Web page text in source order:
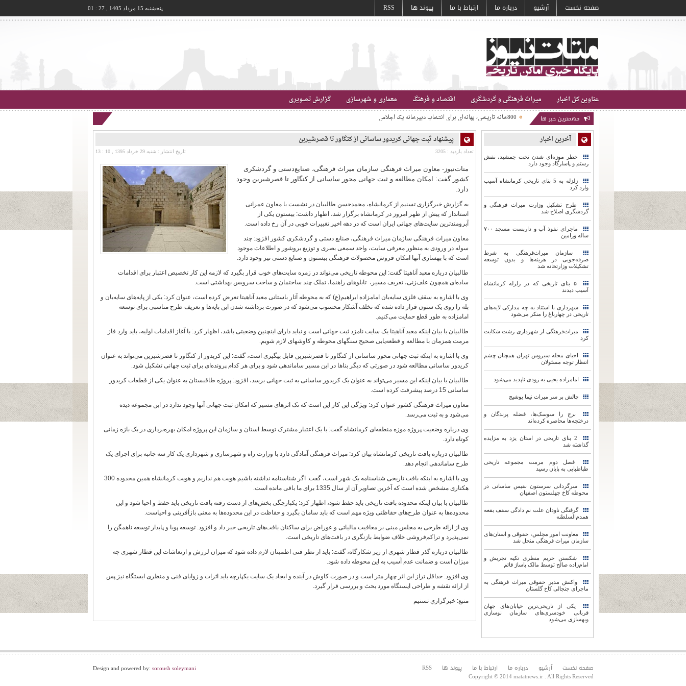
صفحه نخست آرشیو درباره ما ارتباط با ما پیوند ها RSS پنجشنبه 15 مرداد 1405 , 27 : 01
عناوین کل اخبار میراث فرهنگی و گردشگری اقتصاد و فرهنگ معماری و شهرسازی گزارش تصویری
مهمترین خبر ها 800خانه تاریخی، بهانه‌ای برای انتخاب دبیرخانه یک اجلاس
هشدارباستان شناس به نابودی بندرتاریخی ایران
لزوم بازنگری بنیادین در طرح تفصیلی پیرامون حرم مطهر رضوی
پیشنهاد ثبت جهانی کریدور ساسانی از کنگاور تا قصرشیرین آخرین اخبار
خطر موزه‌ای شدن تخت‌ جمشید، نقش
رستم و پاسارگاد وجود دارد
زلزله به 5 بنای تاریخی کرمانشاه آسیب
وارد کرد
طرح تشکیل وزارت میراث فرهنگی و
گردشگری اصلاح شد
ماجرای نفوذ آب و داربست مسجد ۷۰۰
ساله ورامین
سازمان میراث‌فرهنگی به شرط
صرفه‌جویی در هزینه‌ها و بدون توسعه
تشکیلات وزارتخانه شد
۵ بنای تاریخی که در زلزله کرمانشاه
آسیب دیدند
شهرداری با استناد به چه مدارکی لایه‌های
تاریخی در چهارباغ را منکر می‌شود
میراث‌فرهنگی از شهرداری رشت شکایت
کرد
احیای محله سیروس تهران همچنان چشم
انتظار توجه مسئولان
امامزاده یحیی به زودی ناپدید می‌شود
چالش بر سر میراث نیما یوشیج
برج را سوسک‌ها، فضله پرندگان و
درختچه‌ها محاصره کرده‌اند
2 بنای تاریخی در استان یزد به مزایده
گذاشته شد
فصل دوم مرمت مجموعه تاریخی
طباطبایی به پایان رسید
سرگردانی سرستون نفیس ساسانی در
محوطه کاخ چهلستون اصفهان
گرفتگی ناودان علت نم دادگی سقف بقعه
همدم‌السلطنه
معاونت امور مجلس، حقوقی و استان‌های
سازمان میراث فرهنگی منحل شد
شکستن حریم منظری تکیه تجریش و
امام‌زاده صالح توسط مالک پاساژ قائم
واکنش مدیر حقوقی میراث فرهنگی به
ماجرای جنجالی کاخ گلستان
یکی از تاریخی‌ترین خیابان‌های جهان
قربانی خودسری‌های سازمان نوسازی
وبهسازی می‌شود
پیشنهاد ثبت جهانی کریدور ساسانی از کنگاور تا قصرشیرین
تاریخ انتشار : شنبه 29 خرداد 1395 , 10 : 13 تعداد بازدید : 3205
متات‌نيوز- معاون میراث فرهنگی سازمان میراث فرهنگی، صنایع‌دستی و گردشکری
کشور گفت: امکان مطالعه و ثبت جهانی محور ساسانی از کنگاور تا قصرشیرین وجود
دارد.
به گزارش خبرگزاری تسنیم از کرمانشاه، محمدحسن طالبیان در نشست با معاون عمرانی
استاندار که پیش از ظهر امروز در کرمانشاه برگزار شد، اظهار داشت: بیستون یکی از
آبرومند‌ترین سایت‌های جهانی ایران است که در دهه اخیر تغییرات خوبی در آن رخ داده است.
معاون میراث فرهنگی سازمان میراث فرهنگی، صنایع دستی و گردشکری کشور افزود: چند
سوله در ورودی به منظور معرفی سایت، واحد سمعی بصری و توزیع بروشور و اطلاعات موجود
است که با بهسازی آنها امکان فروش محصولات فرهنگی بیستون و صنایع دستی نیز وجود دارد.
طالبیان درباره معبد آناهیتا گفت: این محوطه تاریخی می‌تواند در زمره سایت‌های خوب قرار بگیرد که لازمه این کار تخصیص اعتبار برای اقدامات
ساده‌ای همچون علف‌زنی، تعریف مسیر، تابلوهای راهنما، تملک چند ساختمان و ساخت سرویس بهداشتی است.
وی با اشاره به سقف فلزی سایه‌بان امامزاده ابراهیم(ع) که به محوطه آثار باستانی معبد آناهیتا تعرض کرده است، عنوان کرد: یکی از پایه‌های سایه‌بان و
پله را روی یک ستون قرار داده شده که تخلف آشکار محسوب می‌شود که در صورت برداشته شدن این پایه‌ها و تعریف طرح مناسبی برای توسعه
امامزاده به طور قطع حمایت می‌کنیم.
طالبیان با بیان اینکه معبد آناهیتا یک سایت نامزد ثبت جهانی است و نباید دارای اینچنین وضعیتی باشد، اظهار کرد: با آغاز اقدامات اولیه، باید وارد فاز
مرمت همزمان با مطالعه و قطعه‌یابی صحیح سنگهای محوطه و کاوشهای لازم شویم.
وی با اشاره به اینکه ثبت جهانی محور ساسانی از کنگاور تا قصرشیرین قابل پیگیری است، گفت: این کریدور از کنگاور تا قصرشیرین می‌تواند به عنوان
کریدور ساسانی مطالعه شود در صورتی که دیگر بناها در این مسیر ساماندهی شود و برای هر کدام پرونده‌ای برای ثبت جهانی تشکیل شود.
طالبیان با بیان اینکه این مسیر می‌تواند به عنوان یک کریدور ساسانی به ثبت جهانی برسد، افزود: پروژه طاقبستان به عنوان یکی از قطعات کریدور
ساسانی 15 درصد پیشرفت کرده است
.
معاون میراث فرهنگی کشور عنوان کرد: ویژگی این کار این است که تک اثرهای مسیر که امکان ثبت جهانی آنها وجود ندارد در این مجموعه دیده
می‌شود و به ثبت می‌رسد.
وی درباره وضعیت پروژه موزه منطقه‌ای کرمانشاه گفت: با یک اعتبار مشترک توسط استان و سازمان این پروژه امکان بهره‌برداری در یک بازه زمانی
کوتاه دارد.
طالبیان درباره بافت تاریخی کرمانشاه بیان کرد: میراث فرهنگی آمادگی دارد با وزارت راه و شهرسازی و شهرداری یک کار سه جانبه برای اجرای یک
طرح ساماندهی انجام دهد.
وی با اشاره به اینکه بافت تاریخی شناسنامه یک شهر است، گفت: اگر شناسنامه نداشته باشیم هویت هم نداریم و هویت کرمانشاه همین محدوده 300
هکتاری مشخص شده است که آخرین تصاویر آن از سال 1335 برای ما باقی مانده است
.
طالبیان با بیان اینکه محدوده بافت تاریخی باید حفظ شود، اظهار کرد: یکپارچگی بخش‌های از دست رفته بافت تاریخی باید حفظ و احیا شود و این
محدوده‌ها به عنوان طرح‌های حفاظتی ویژه مهم است که باید سامان بگیرد و حفاظت در این محدوده‌ها به معنی بازآفرینی و احیاست.
وی از ارائه طرحی به مجلس مبنی بر معافیت مالیاتی و عوراض برای ساکنان بافت‌های تاریخی خبر داد و افزود: توسعه پویا و پایدار توسعه ناهمگن را
نمی‌پذیرد و تراکم‌فروشی خلاف ضوابط بازنگری در بافت‌های تاریخی است.
طالبیان درباره گذر قطار شهری از زیر شکارگاه، گفت: باید از نظر فنی اطمینان لازم داده شود که میزان لرزش و ارتعاشات این قطار شهری چه
میزان است و ضمانت عدم آسیب به این محوطه داده شود.
وی افزود: حداقل تراز این اثر چهار متر است و در صورت کاوش در آینده و ایجاد یک سایت یکپارچه باید اثرات و زوایای فنی و منظری ایستگاه نیز پس
از ارائه نقشه و طراحی ایستگاه مورد بحث و بررسی قرار گیرد.
منبع: خبرگزاري تسنيم
Design and powered by: soroush soleymani صفحه نخست آرشیو درباره ما ارتباط با ما پیوند ها RSS
Copyright © 2014 matatnews.ir . All Rights Reserved